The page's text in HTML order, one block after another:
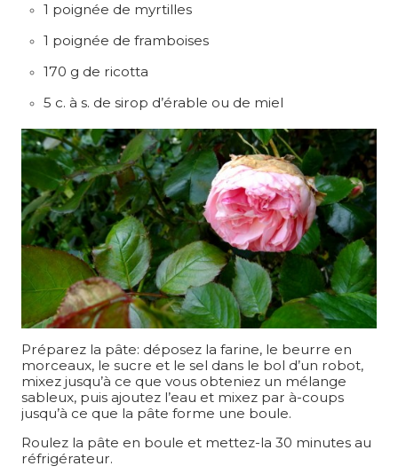
1 poignée de myrtilles
1 poignée de framboises
170 g de ricotta
5 c. à s. de sirop d’érable ou de miel
Préparez la pâte: déposez la farine, le beurre en
morceaux, le sucre et le sel dans le bol d’un robot,
mixez jusqu’à ce que vous obteniez un mélange
sableux, puis ajoutez l’eau et mixez par à-coups
jusqu’à ce que la pâte forme une boule.
Roulez la pâte en boule et mettez-la 30 minutes au
réfrigérateur.